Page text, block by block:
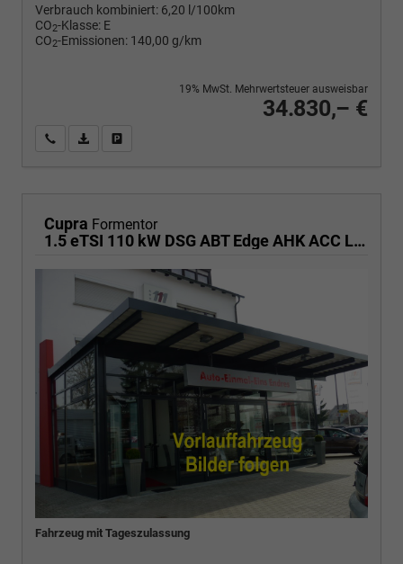
Verbrauch kombiniert: 6,20 l/100km
CO2-Klasse: E
CO2-Emissionen: 140,00 g/km
34.830,– €
19% MwSt. Mehrwertsteuer ausweisbar
Wir rufen Sie anPDF-Fahrzeugexposé drucken
Cupra Formentor
1.5 eTSI 110 kW DSG ABT Edge AHK ACC LED
Fahrzeug mit Tageszulassung